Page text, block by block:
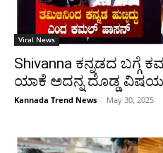
Viral News
Shivanna ಕನ್ನಡದ
ಯಾಕೆ ಅದನ್ನ ದೊಡ್ಡ ವಿಷಯ
Kannada Trend News - May 30, 2025